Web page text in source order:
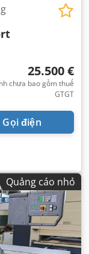
25.500 €
chưa bao gồm thuế
GTGT
Gọi điện
Quảng cáo nhỏ